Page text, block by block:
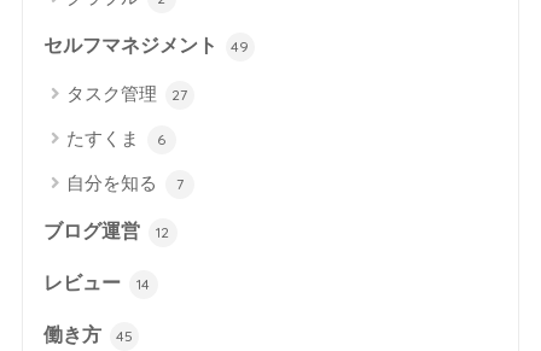
セルフマネジメント 49
タスク管理 27
たすくま 6
自分を知る 7
ブログ運営 12
レビュー 14
働き方 45